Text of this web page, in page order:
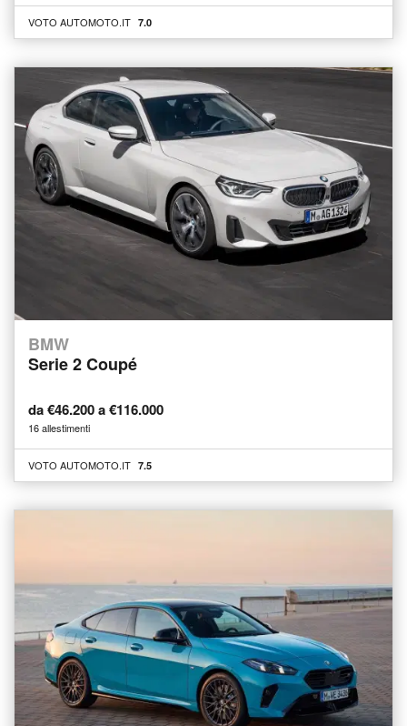
VOTO AUTOMOTO.IT 7.0
BMW
Serie 2 Coupé
da €46.200 a €116.000
16 allestimenti
VOTO AUTOMOTO.IT 7.5